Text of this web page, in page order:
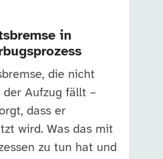
in
die nicht
der Aufzug fällt –
dass er
wird. Was das mit
zu tun hat und